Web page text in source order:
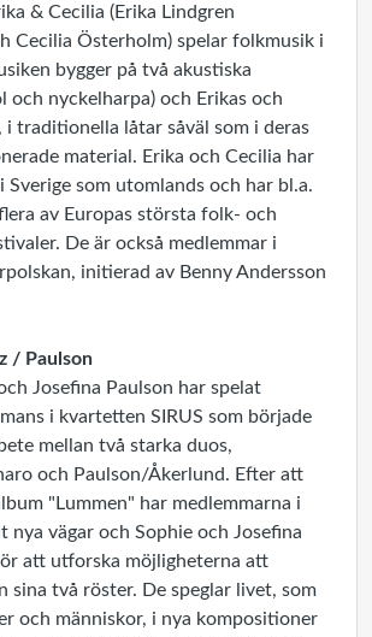
& Cecilia (Erika Lindgren
Cecilia Österholm) spelar folkmusik i
bygger på två akustiska
och nyckelharpa) och Erikas och
i traditionella låtar såväl som i deras
material. Erika och Cecilia har
Sverige som utomlands och har bl.a.
av Europas största folk- och
De är också medlemmar i
initierad av Benny Andersson
/ Paulson
Josefina Paulson har spelat
i kvartetten SIRUS som började
mellan två starka duos,
och Paulson/Åkerlund. Efter att
"Lummen" har medlemmarna i
nya vägar och Sophie och Josefina
att utforska möjligheterna att
sina två röster. De speglar livet, som
och människor, i nya kompositioner